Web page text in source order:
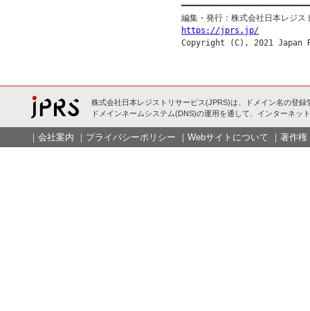
https://jprs.jp/
株式会社日本レジストリサービス(JPRS)は、ドメイン名の登録
ドメインネームシステム(DNS)の運用を通して、インターネッ
｜ 会社案内 ｜ プライバシーポリシー ｜ Webサイトについて ｜ 著作権